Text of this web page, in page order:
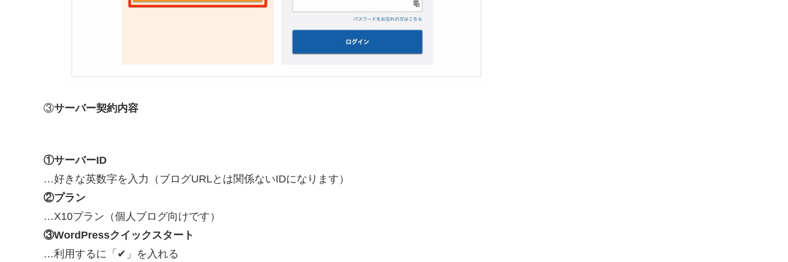
③サーバー契約内容
①サーバーID
…好きな英数字を入力（ブログURLとは関係ないIDになります）
②プラン
…X10プラン（個人ブログ向けです）
③WordPressクイックスタート
…利用するに「✔」を入れる